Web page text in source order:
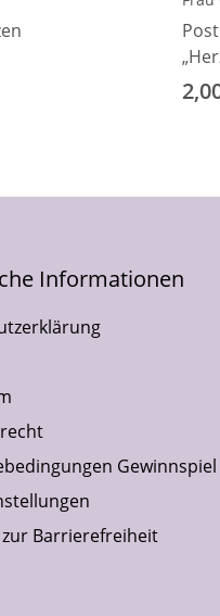
Informationen
Gewinnspiel
Barrierefreiheit